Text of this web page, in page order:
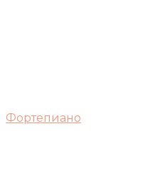
Фортепиано